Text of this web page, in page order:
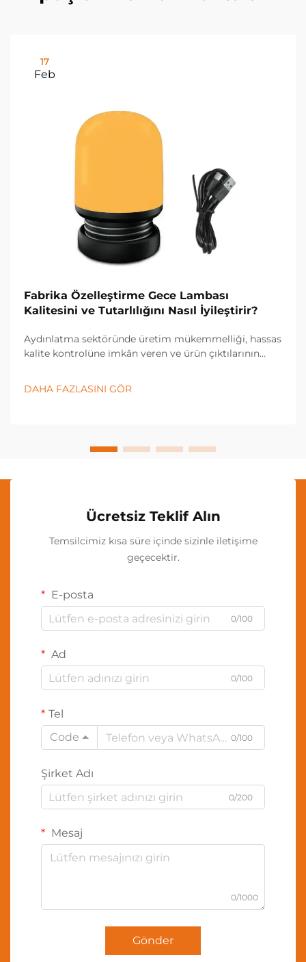
17
Feb
Fabrika Özelleştirme Gece Lambası
Kalitesini ve Tutarlılığını Nasıl İyileştirir?
Aydınlatma sektöründe üretim mükemmelliği, hassas
kalite kontrolüne imkân veren ve ürün çıktılarının
stratejilerine giderek daha fazla dayanmaktadır.
Çağdaş aydınlatma üreticileri, gelişmiş fabrika
DAHA FAZLASINI GÖR
Ücretsiz Teklif Alın
Temsilcimiz kısa süre içinde sizinle iletişime
geçecektir.
E-posta
0/100
Ad
0/100
Tel
Code
0/100
Şirket Adı
0/200
Mesaj
0/1000
Gönder